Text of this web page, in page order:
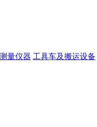
测量仪器 工具车及搬运设备